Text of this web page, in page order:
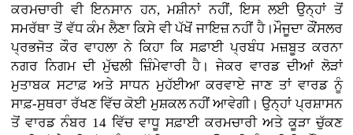
ਕਰਮਚਾਰੀ ਵੀ ਇਨਸਾਨ ਹਨ, ਮਸ਼ੀਨਾਂ ਨਹੀਂ, ਇਸ ਲਈ ਉਨ੍ਹਾਂ ਤੋਂ
ਸਮਰੱਥਾ ਤੋਂ ਵੱਧ ਕੰਮ ਲੈਣਾ ਕਿਸੇ ਵੀ ਪੱਖੋਂ ਜਾਇਜ਼ ਨਹੀਂ ਹੈ।ਮੌਜੂਦਾ ਕੌਂਸਲਰ
ਪ੍ਰਭਜੋਤ ਕੌਰ ਵਾਹਲਾ ਨੇ ਕਿਹਾ ਕਿ ਸਫ਼ਾਈ ਪ੍ਰਬੰਧ ਮਜ਼ਬੂਤ ਕਰਨਾ
ਨਗਰ ਨਿਗਮ ਦੀ ਮੁੱਢਲੀ ਜ਼ਿੰਮੇਵਾਰੀ ਹੈ। ਜੇਕਰ ਵਾਰਡ ਦੀਆਂ ਲੋੜਾਂ
ਮੁਤਾਬਕ ਸਟਾਫ਼ ਅਤੇ ਸਾਧਨ ਮੁਹੱਈਆ ਕਰਵਾਏ ਜਾਣ ਤਾਂ ਵਾਰਡ ਨੂੰ
ਸਾਫ਼-ਸੁਥਰਾ ਰੱਖਣ ਵਿੱਚ ਕੋਈ ਮੁਸ਼ਕਲ ਨਹੀਂ ਆਵੇਗੀ। ਉਨ੍ਹਾਂ ਪ੍ਰਸ਼ਾਸਨ
ਤੋਂ ਵਾਰਡ ਨੰਬਰ 14 ਵਿੱਚ ਵਾਧੂ ਸਫ਼ਾਈ ਕਰਮਚਾਰੀ ਅਤੇ ਕੂੜਾ ਚੁੱਕਣ